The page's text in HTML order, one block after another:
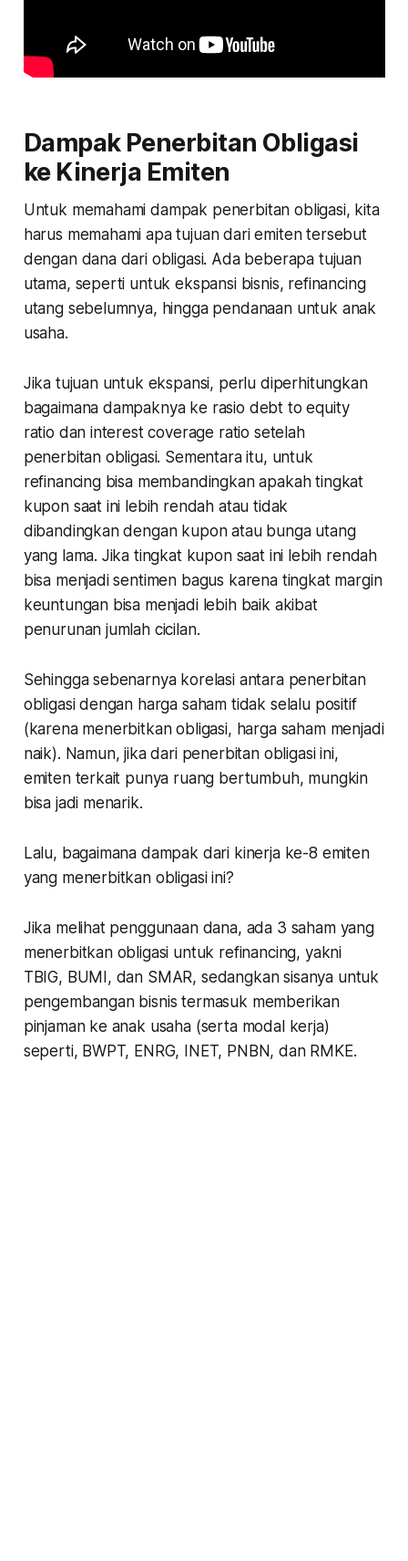
Dampak Penerbitan Obligasi
ke Kinerja Emiten
Untuk memahami dampak penerbitan obligasi, kita
harus memahami apa tujuan dari emiten tersebut
dengan dana dari obligasi. Ada beberapa tujuan
utama, seperti untuk ekspansi bisnis, refinancing
utang sebelumnya, hingga pendanaan untuk anak
usaha.
Jika tujuan untuk ekspansi, perlu diperhitungkan
bagaimana dampaknya ke rasio debt to equity
ratio dan interest coverage ratio setelah
penerbitan obligasi. Sementara itu, untuk
refinancing bisa membandingkan apakah tingkat
kupon saat ini lebih rendah atau tidak
dibandingkan dengan kupon atau bunga utang
yang lama. Jika tingkat kupon saat ini lebih rendah
bisa menjadi sentimen bagus karena tingkat margin
keuntungan bisa menjadi lebih baik akibat
penurunan jumlah cicilan.
Sehingga sebenarnya korelasi antara penerbitan
obligasi dengan harga saham tidak selalu positif
(karena menerbitkan obligasi, harga saham menjadi
naik). Namun, jika dari penerbitan obligasi ini,
emiten terkait punya ruang bertumbuh, mungkin
bisa jadi menarik.
Lalu, bagaimana dampak dari kinerja ke-8 emiten
yang menerbitkan obligasi ini?
Jika melihat penggunaan dana, ada 3 saham yang
menerbitkan obligasi untuk refinancing, yakni
TBIG, BUMI, dan SMAR, sedangkan sisanya untuk
pengembangan bisnis termasuk memberikan
pinjaman ke anak usaha (serta modal kerja)
seperti, BWPT, ENRG, INET, PNBN, dan RMKE.